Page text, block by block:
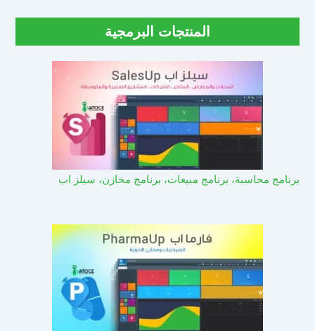
المنتجات البرمجية
برنامج محاسبة، برنامج مبيعات، برنامج مخازن، سيلز اب